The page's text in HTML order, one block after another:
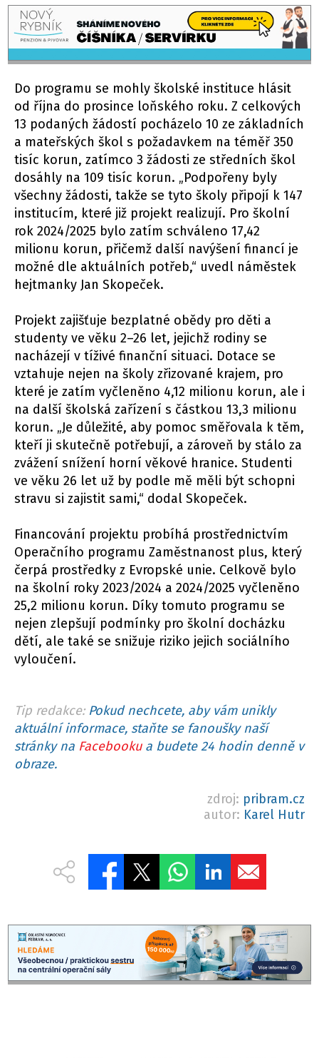
Do programu se mohly školské instituce hlásit
od října do prosince loňského roku. Z celkových
13 podaných žádostí pocházelo 10 ze základních
a mateřských škol s požadavkem na téměř 350
tisíc korun, zatímco 3 žádosti ze středních škol
dosáhly na 109 tisíc korun. „Podpořeny byly
všechny žádosti, takže se tyto školy připojí k 147
institucím, které již projekt realizují. Pro školní
rok 2024/2025 bylo zatím schváleno 17,42
milionu korun, přičemž další navýšení financí je
možné dle aktuálních potřeb,“ uvedl náměstek
hejtmanky Jan Skopeček.
Projekt zajišťuje bezplatné obědy pro děti a
studenty ve věku 2–26 let, jejichž rodiny se
nacházejí v tíživé finanční situaci. Dotace se
vztahuje nejen na školy zřizované krajem, pro
které je zatím vyčleněno 4,12 milionu korun, ale i
na další školská zařízení s částkou 13,3 milionu
korun. „Je důležité, aby pomoc směřovala k těm,
kteří ji skutečně potřebují, a zároveň by stálo za
zvážení snížení horní věkové hranice. Studenti
ve věku 26 let už by podle mě měli být schopni
stravu si zajistit sami,“ dodal Skopeček.
Financování projektu probíhá prostřednictvím
Operačního programu Zaměstnanost plus, který
čerpá prostředky z Evropské unie. Celkově bylo
na školní roky 2023/2024 a 2024/2025 vyčleněno
25,2 milionu korun. Díky tomuto programu se
nejen zlepšují podmínky pro školní docházku
dětí, ale také se snižuje riziko jejich sociálního
vyloučení.
Tip redakce: Pokud nechcete, aby vám unikly
aktuální informace, staňte se fanoušky naší
stránky na Facebookua budete 24 hodin denně v
obraze.
zdroj: pribram.cz
autor: Karel Hutr